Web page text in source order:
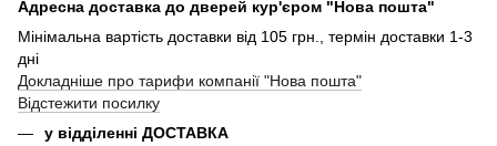
Адресна доставка до дверей кур'єром "Нова пошта"
Мінімальна вартість доставки від 105 грн., термін доставки 1-3
дні
Докладніше про тарифи компанії "Нова пошта"
Відстежити посилку
у відділенні ДОСТАВКА